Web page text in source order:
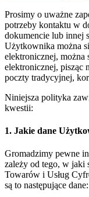
Prosimy o uważne
potrzeby kontaktu w
dokumencie lub innej
Użytkownika można
elektronicznej, można
elektronicznej, pisząc
poczty tradycyjnej,
Niniejsza polityka
kwestii:
1. Jakie dane
Gromadzimy pewne
zależy od tego, w jaki
Towarów i Usług
są to następujące dane: